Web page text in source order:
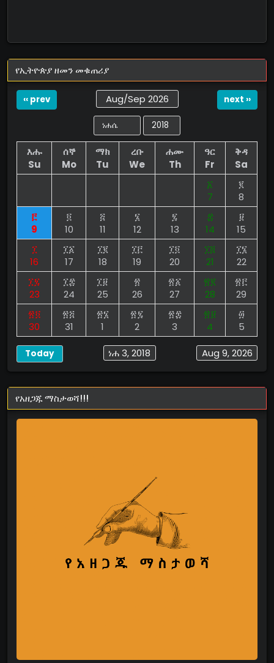
የኢትዮጵያ ዘመን መቁጠሪያ
‹‹ prev Aug/Sep 2026 next ››
እሑ
Su
ሰኞ
Mo
ማክ
Tu
ረቡ
We
ሐሙ
Th
ዓር
Fr
ቅዳ
Sa
፩
7
፪
8
፫
9
፬
10
፭
11
፮
12
፯
13
፰
14
፱
15
፲
16
፲፩
17
፲፪
18
፲፫
19
፲፬
20
፲፭
21
፲፮
22
፲፯
23
፲፰
24
፲፱
25
፳
26
፳፩
27
፳፪
28
፳፫
29
፳፬
30
፳፭
31
፳፮
1
፳፯
2
፳፰
3
፳፱
4
፴
5
Aug 9, 2026
ነሐ 3, 2018
Today
የአዘጋጁ ማስታወሻ!!!